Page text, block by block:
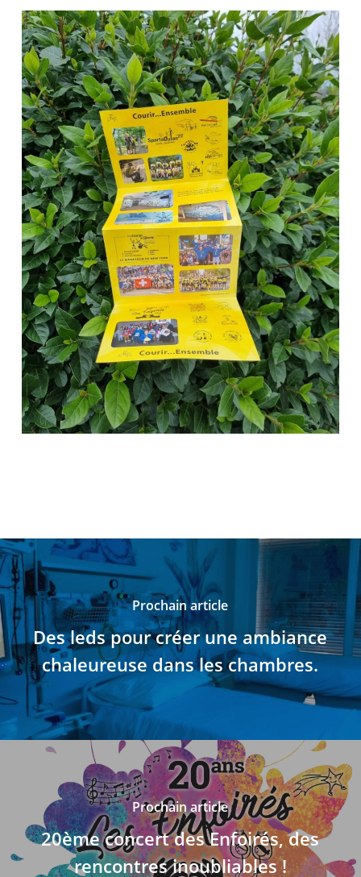
Prochain article
Des leds pour créer une ambiance
chaleureuse dans les chambres.
Prochain article
20ème concert des Enfoirés, des
rencontres inoubliables !